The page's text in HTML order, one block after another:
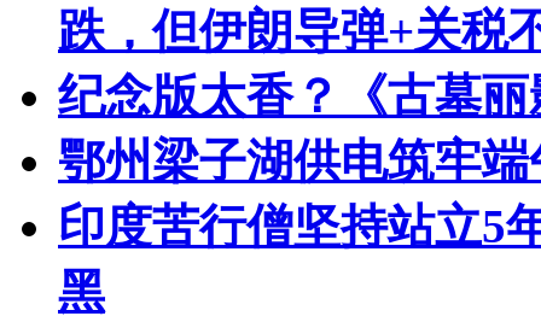
跌，但伊朗导弹+关税
纪念版太香？《古墓
鄂州梁子湖供电筑牢
印度苦行僧坚持站立5
黑